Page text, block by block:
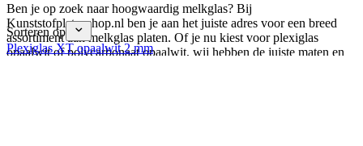
Ben je op zoek naar hoogwaardig melkglas? Bij
Kunststofplatenshop.nl ben je aan het juiste adres voor een breed
assortiment aan melkglas platen. Of je nu kiest voor plexiglas
opaalwit of polycarbonaat opaalwit, wij hebben de juiste maten en
Sorteren op
Plexiglas XT opaalwit 2 mm